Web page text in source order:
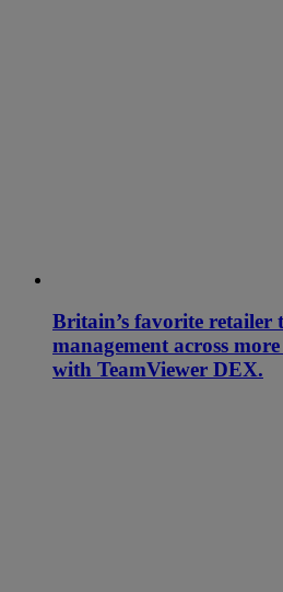
Britain’s favorite retailer
management across
with TeamViewer DEX.